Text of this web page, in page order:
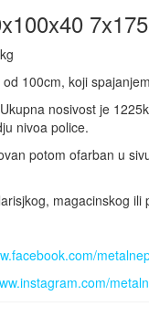
100cm, koji
nosivost je
nivoa police.
potom ofarban u
magacinskog